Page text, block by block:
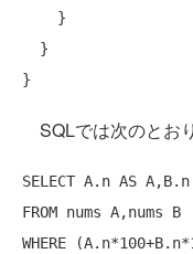
SQLでは次のとお
SELECT A.n AS A,B.n
FROM
WHERE